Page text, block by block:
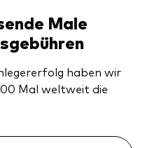
Male
haben wir
Mal weltweit die